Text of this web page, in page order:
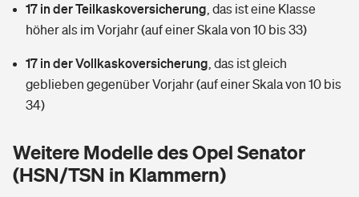
Zur Übersicht
Tools
Wer versichert was: Jetzt Versicherer finden
Handyversicherung
Musikinstrumentenversicherung
Sie haben Fragen?
17 in der Teilkaskoversicherung das ist eine Klasse
höher als im Vorjahr (auf einer Skala von 10 bis 33)
17 in der Vollkaskoversicherung das ist gleich
geblieben gegenüber Vorjahr (auf einer Skala von 10 bis
34)
Weitere Modelle des Opel Senator
(HSN/TSN in Klammern)